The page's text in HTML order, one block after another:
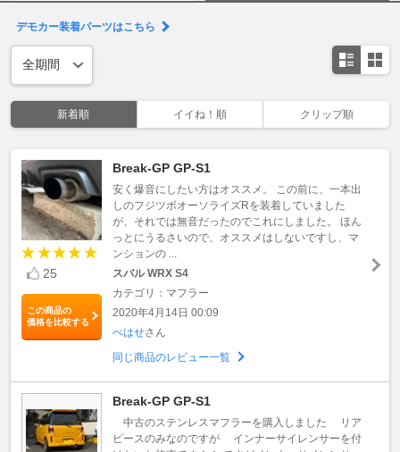
デモカー装着パーツはこちら
新着順 イイね！順 クリップ順
25
この商品の
価格を比較する
Break-GP GP-S1
安く爆音にしたい方はオススメ。 この前に、一本出
しのフジツボオーソライズRを装着していました
が、それでは無音だったのでこれにしました。 ほん
っとにうるさいので、オススメはしないですし、マ
ンションの ...
スバル WRX S4
カテゴリ：マフラー
2020年4月14日 00:09
べはせさん
同じ商品のレビュー一覧
Break-GP GP-S1
中古のステンレスマフラーを購入しました リア
ピースのみなのですが インナーサイレンサーを付